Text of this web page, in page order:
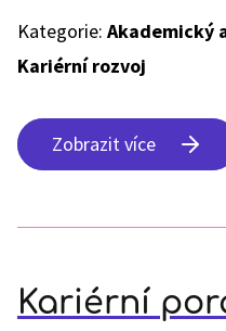
Kategorie: Akademický
Kariérní rozvoj
Zobrazit více
Kariérní